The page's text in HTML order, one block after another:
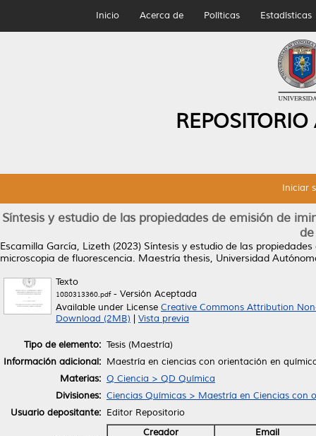
Inicio Acerca de Políticas Estadísticas
Iniciar
Síntesis y estudio de las propiedades de emisión de
Escamilla García, Lizeth (2023) Síntesis y estudio de las
microscopia de fluorescencia. Maestría thesis, Universidad
Texto
1080313360.pdf- Versión Aceptada
Available under License Creative Commons Attribution
Download (2MB)
Vista previa
Tipo de elemento: Tesis (Maestría)
Información adicional: Maestría en ciencias con orientación en
Materias: Q Ciencia > QD Química
Divisiones: Ciencias Químicas > Maestría en Ciencias con
Usuario depositante: Editor Repositorio
Creador
Email